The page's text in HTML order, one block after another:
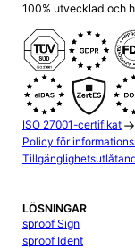
100% utvecklad och
ISO 27001-certifikat
Policy för
LÖSNINGAR
sproof Sign
sproof Ident